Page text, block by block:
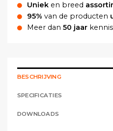
Uniek en breed
95% van de producten
Meer dan 50 jaar
BESCHRIJVING
SPECIFICATIES
DOWNLOADS